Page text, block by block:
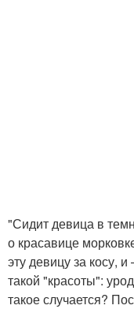
"Сидит девица в
о красавице
эту девицу за косу,
такой "красоты":
такое случается?